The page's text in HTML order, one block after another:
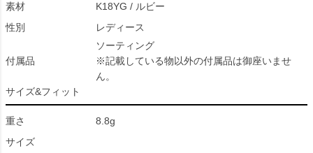
素材
K18YG / ルビー
性別
レディース
付属品
ソーティング
※記載している物以外の付属品は御座いませ
ん。
サイズ&フィット
重さ
8.8g
サイズ